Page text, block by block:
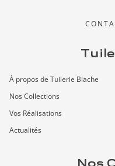
À propos de Tuilerie Blache
Nos Collections
Vos Réalisations
Actualités